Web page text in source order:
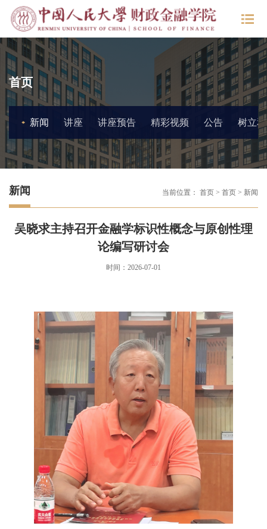
首页
新闻 讲座 讲座预告 精彩视频 公告 树立
新闻 当前位置： 首页 > 首页 > 新闻
吴晓求主持召开金融学标识性概念与原创性理
论编写研讨会
时间：2026-07-01